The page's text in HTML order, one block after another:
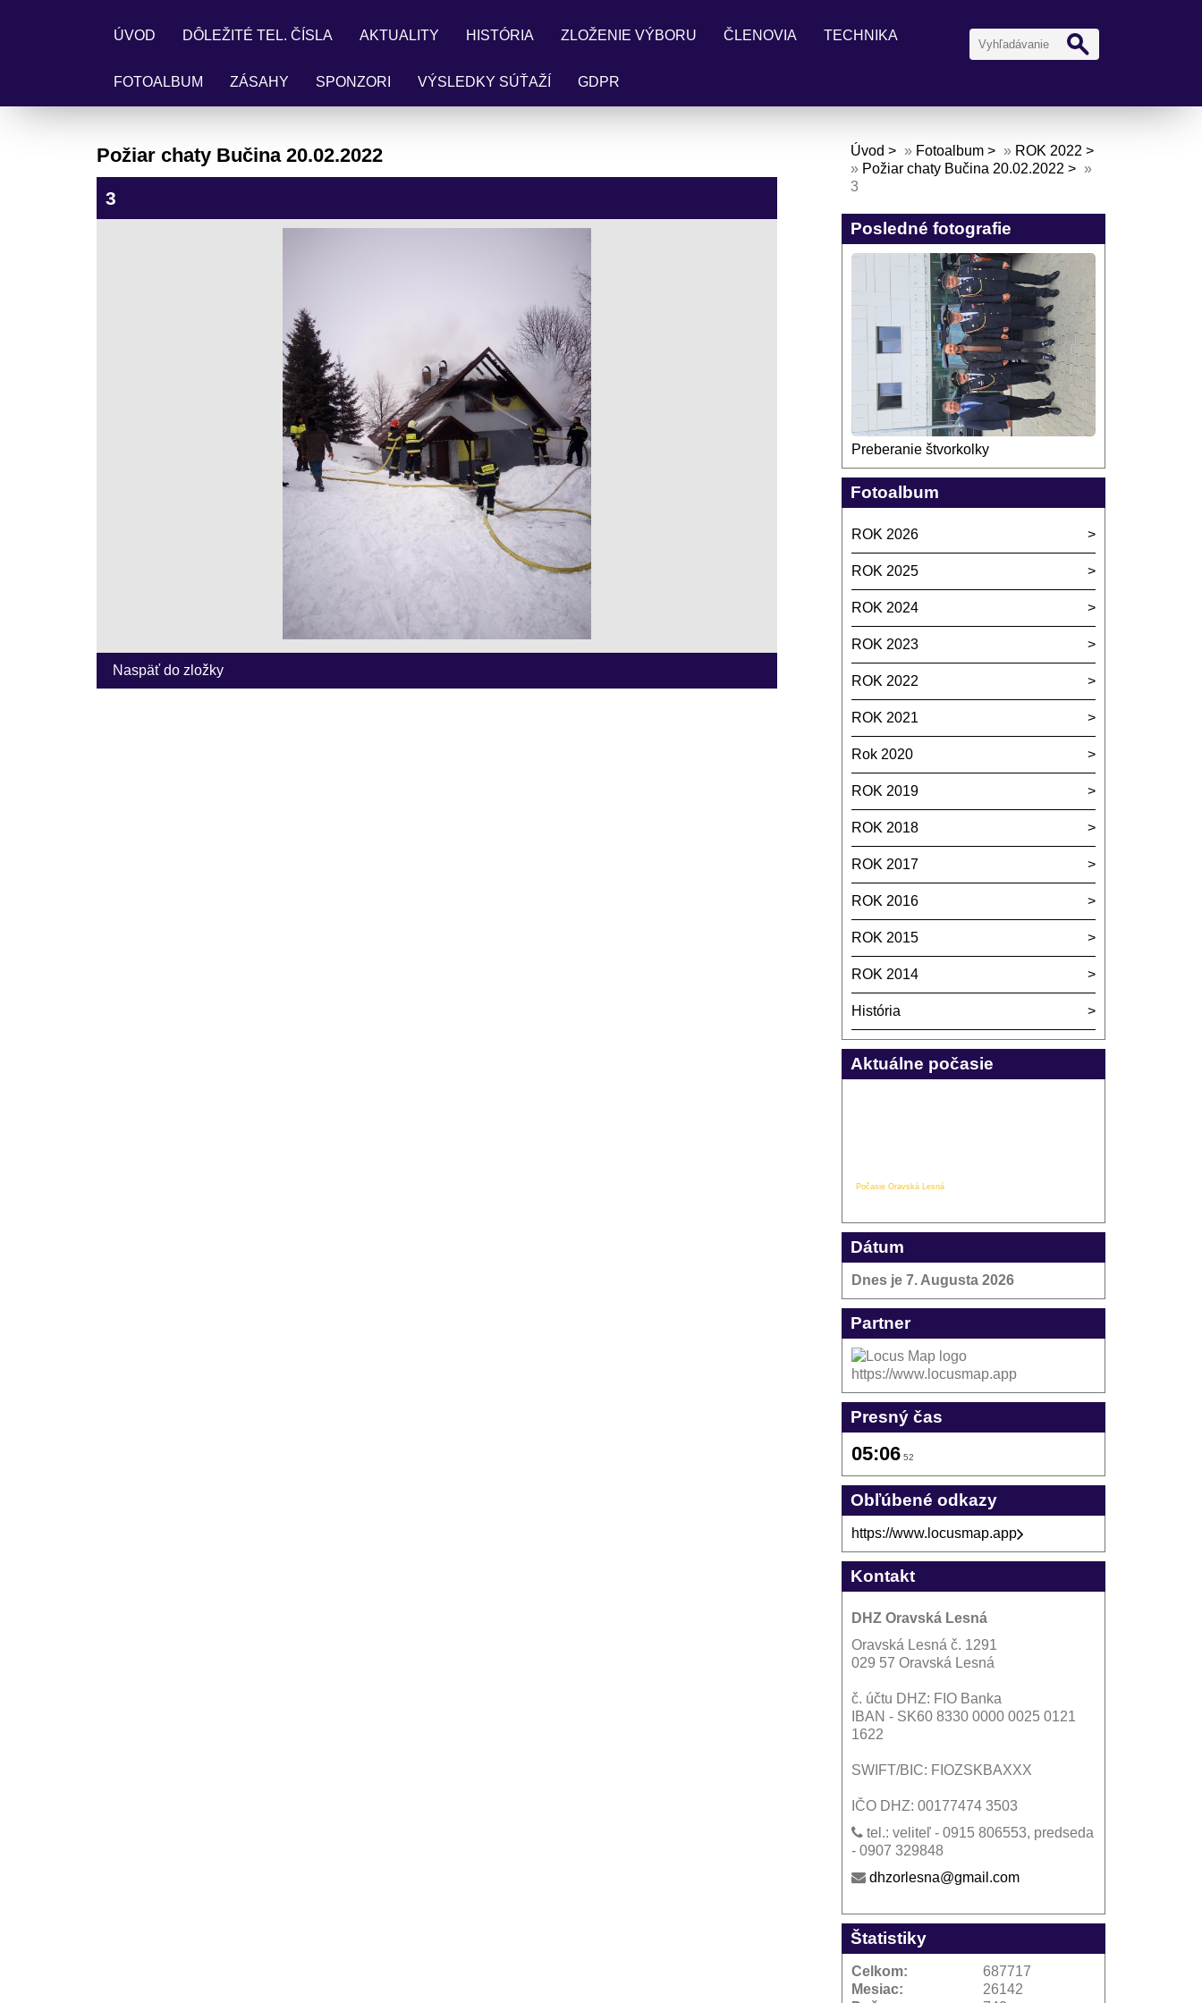
ÚVOD DÔLEŽITÉ TEL. ČÍSLA AKTUALITY HISTÓRIA ZLOŽENIE VÝBORU ČLENOVIA TECHNIKA
FOTOALBUM ZÁSAHY SPONZORI VÝSLEDKY SÚŤAŽÍ GDPR
Požiar chaty Bučina 20.02.2022
3
Naspäť do zložky
Úvod » Fotoalbum » ROK 2022
» Požiar chaty Bučina 20.02.2022
»
3
Posledné fotografie
Preberanie štvorkolky
Fotoalbum
ROK 2026
ROK 2025
ROK 2024
ROK 2023
ROK 2022
ROK 2021
Rok 2020
ROK 2019
ROK 2018
ROK 2017
ROK 2016
ROK 2015
ROK 2014
História
Aktuálne počasie
Počasie Oravská Lesná
Dátum
Dnes je 7. Augusta 2026
Partner
https://www.locusmap.app
Presný čas
05:06 52
Obľúbené odkazy
https://www.locusmap.app
Kontakt
DHZ Oravská Lesná
Oravská Lesná č. 1291
029 57 Oravská Lesná
č. účtu DHZ: FIO Banka
IBAN - SK60 8330 0000 0025 0121
1622
SWIFT/BIC: FIOZSKBAXXX
IČO DHZ: 00177474 3503
tel.: veliteľ - 0915 806553, predseda
- 0907 329848
dhzorlesna@gmail.com
Štatistiky
Celkom:
687717
Mesiac:
26142